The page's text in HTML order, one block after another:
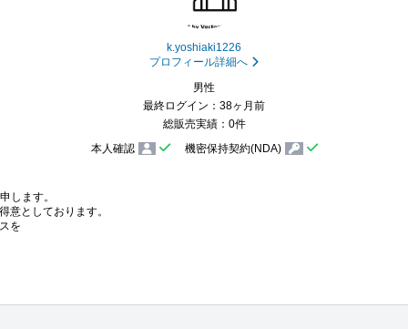
k.yoshiaki1226
プロフィール詳細へ
男性
最終ログイン：38ヶ月前
総販売実績：0件
本人確認
機密保持契約(NDA)
します。
意としております。
を